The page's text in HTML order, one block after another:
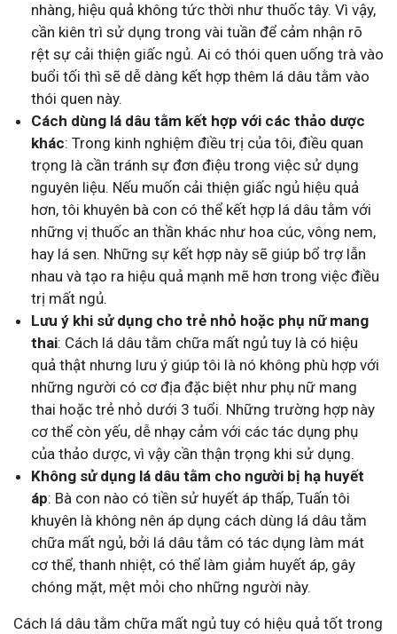
nhàng, hiệu quả không tức thời như thuốc tây. Vì vậy,
cần kiên trì sử dụng trong vài tuần để cảm nhận rõ
rệt sự cải thiện giấc ngủ. Ai có thói quen uống trà vào
buổi tối thì sẽ dễ dàng kết hợp thêm lá dâu tằm vào
thói quen này.
Cách dùng lá dâu tằm kết hợp với các thảo dược
khác: Trong kinh nghiệm điều trị của tôi, điều quan
trọng là cần tránh sự đơn điệu trong việc sử dụng
nguyên liệu. Nếu muốn cải thiện giấc ngủ hiệu quả
hơn, tôi khuyên bà con có thể kết hợp lá dâu tằm với
những vị thuốc an thần khác như hoa cúc, vông nem,
hay lá sen. Những sự kết hợp này sẽ giúp bổ trợ lẫn
nhau và tạo ra hiệu quả mạnh mẽ hơn trong việc điều
trị mất ngủ.
Lưu ý khi sử dụng cho trẻ nhỏ hoặc phụ nữ mang
thai: Cách lá dâu tằm chữa mất ngủ tuy là có hiệu
quả thật nhưng lưu ý giúp tôi là nó không phù hợp với
những người có cơ địa đặc biệt như phụ nữ mang
thai hoặc trẻ nhỏ dưới 3 tuổi. Những trường hợp này
cơ thể còn yếu, dễ nhạy cảm với các tác dụng phụ
của thảo dược, vì vậy cần thận trọng khi sử dụng.
Không sử dụng lá dâu tằm cho người bị hạ huyết
áp: Bà con nào có tiền sử huyết áp thấp, Tuấn tôi
khuyên là không nên áp dụng cách dùng lá dâu tằm
chữa mất ngủ, bởi lá dâu tằm có tác dụng làm mát
cơ thể, thanh nhiệt, có thể làm giảm huyết áp, gây
chóng mặt, mệt mỏi cho những người này.
Cách lá dâu tằm chữa mất ngủ tuy có hiệu quả tốt trong